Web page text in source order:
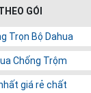
GÓI
Trọn Bộ Dahua
Chống Trộm
giá rẻ chất